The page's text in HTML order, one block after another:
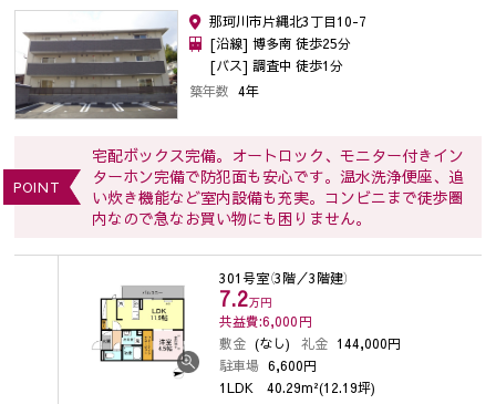
那珂川市片縄北3丁目10-7
[沿線] 博多南 徒歩25分
[バス] 調査中 徒歩1分
築年数 4年
POINT
宅配ボックス完備。オートロック、モニター付きイン
ターホン完備で防犯面も安心です。温水洗浄便座、追
い炊き機能など室内設備も充実。コンビニまで徒歩圏
内なので急なお買い物にも困りません。
301号室（3階／3階建）
7.2万円
共益費:6,000円
敷金 (なし) 礼金 144,000円
駐車場 6,600円
1LDK 40.29m²(12.19坪)